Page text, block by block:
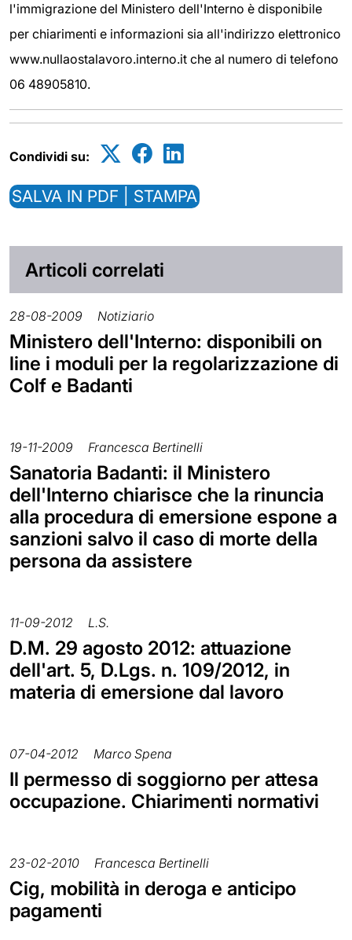
l'immigrazione del Ministero dell'Interno è disponibile
per chiarimenti e informazioni sia all'indirizzo elettronico
www.nullaostalavoro.interno.it che al numero di telefono
06 48905810.
Condividi su:
SALVA IN PDF | STAMPA
Articoli correlati
28-08-2009 Notiziario
Ministero dell'Interno: disponibili on
line i moduli per la regolarizzazione di
Colf e Badanti
19-11-2009 Francesca Bertinelli
Sanatoria Badanti: il Ministero
dell'Interno chiarisce che la rinuncia
alla procedura di emersione espone a
sanzioni salvo il caso di morte della
persona da assistere
11-09-2012 L.S.
D.M. 29 agosto 2012: attuazione
dell'art. 5, D.Lgs. n. 109/2012, in
materia di emersione dal lavoro
07-04-2012 Marco Spena
Il permesso di soggiorno per attesa
occupazione. Chiarimenti normativi
23-02-2010 Francesca Bertinelli
Cig, mobilità in deroga e anticipo
pagamenti